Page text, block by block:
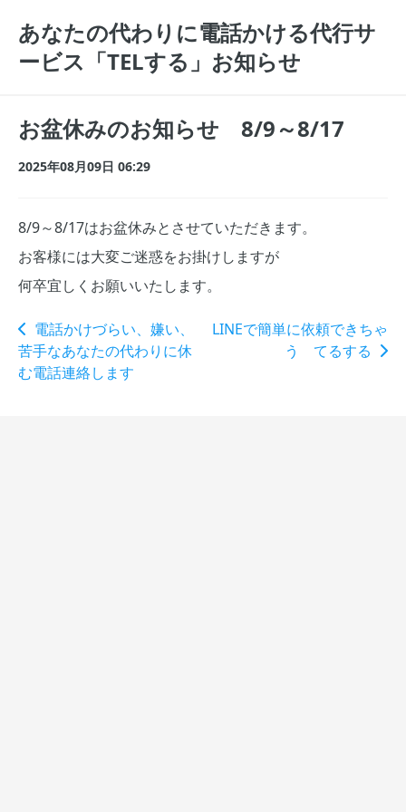
あなたの代わりに電話かける代行サ
ービス「TELする」お知らせ
お盆休みのお知らせ 8/9～8/17
2025年08月09日 06:29
8/9～8/17はお盆休みとさせていただきます。
お客様には大変ご迷惑をお掛けしますが
何卒宜しくお願いいたします。
電話かけづらい、嫌い、
苦手なあなたの代わりに休
む電話連絡します
LINEで簡単に依頼できちゃ
う てるする